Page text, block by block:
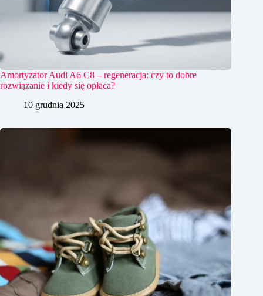
Amortyzator Audi A6 C8 – regeneracja: czy to dobre
rozwiązanie i kiedy się opłaca?
10 grudnia 2025